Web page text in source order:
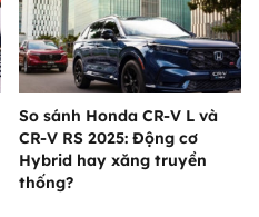
So sánh Honda CR-V L và
CR-V RS 2025: Động cơ
Hybrid hay xăng truyền
thống?